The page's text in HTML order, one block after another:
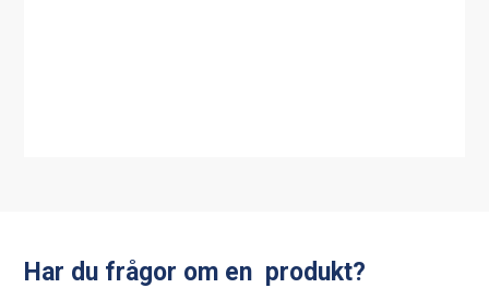
Har du frågor om en produkt?